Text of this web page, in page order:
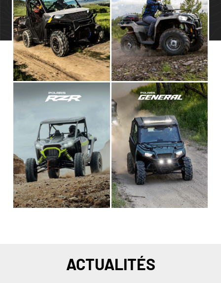
ACTUALITÉS